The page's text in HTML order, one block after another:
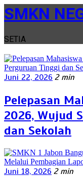
SMKN
SETIA
Juni 22, 2026 2 min
Pelepasan
2026, Wujud
dan Sekolah
Juni 18, 2026 2 min